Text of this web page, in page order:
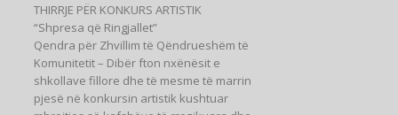
THIRRJE PËR KONKURS ARTISTIK
“Shpresa që Ringjallet”
Qendra për Zhvillim të Qëndrueshëm të
Komunitetit – Dibër fton nxënësit e
shkollave fillore dhe të mesme të marrin
pjesë në konkursin artistik kushtuar